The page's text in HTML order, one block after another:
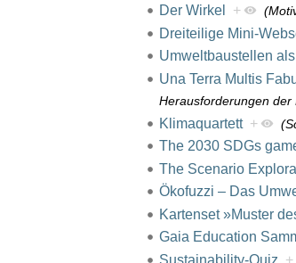
Der Wirkel +
Dreiteilige Mini-
Umweltbaustellen
Una Terra Multis
Herausforderungen der
Klimaquartett +
The 2030 SDGs
The Scenario
Ökofuzzi – Das
Kartenset »Muster
Gaia Education
Sustainability-Quiz +